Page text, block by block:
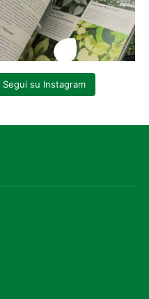
Segui su Instagram